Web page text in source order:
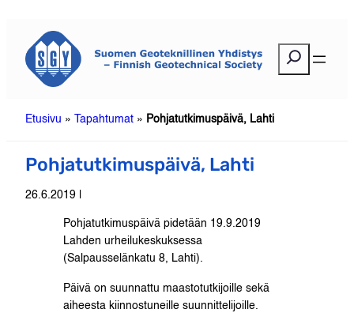
sisältöön
Etusivu » Tapahtumat » Pohjatutkimuspäivä, Lahti
Pohjatutkimuspäivä, Lahti
26.6.2019 |
Pohjatutkimuspäivä pidetään 19.9.2019
Lahden urheilukeskuksessa
(Salpausselänkatu 8, Lahti).
Päivä on suunnattu maastotutkijoille sekä
aiheesta kiinnostuneille suunnittelijoille.